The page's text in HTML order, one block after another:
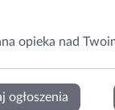
opieka nad
ogłoszenia